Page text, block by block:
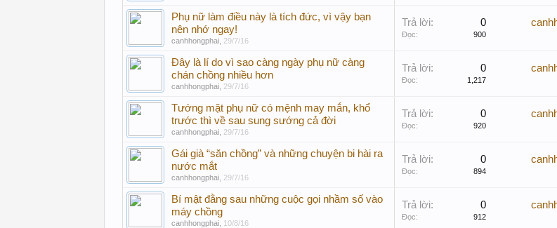
Phụ nữ làm điều này là tích đức, vì vậy bạn
nên nhớ ngay!
canhhongphai 29/7/16
Trả lời: 0
Đọc: 900
Đây là lí do vì sao càng ngày phụ nữ càng
chán chồng nhiều hơn
canhhongphai 29/7/16
Trả lời: 0
Đọc: 1,217
Tướng mặt phụ nữ có mệnh may mắn, khổ
trước thì về sau sung sướng cả đời
canhhongphai 29/7/16
Trả lời: 0
Đọc: 920
Gái già “săn chồng” và những chuyện bi hài ra
nước mắt
canhhongphai 29/7/16
Trả lời: 0
Đọc: 894
Bí mật đằng sau những cuộc gọi nhầm số vào
máy chồng
canhhongphai 10/8/16
Trả lời: 0
Đọc: 912